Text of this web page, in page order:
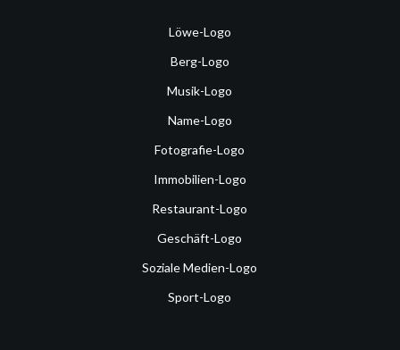
Löwe-Logo
Berg-Logo
Musik-Logo
Name-Logo
Fotografie-Logo
Immobilien-Logo
Restaurant-Logo
Geschäft-Logo
Soziale Medien-Logo
Sport-Logo